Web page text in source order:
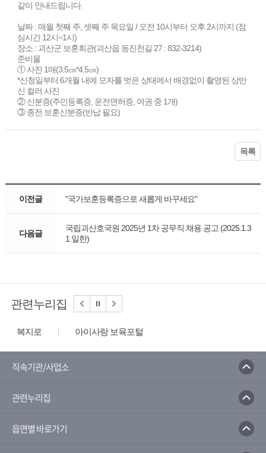
같이 안내드립니다.
날짜 : 매월 첫째 주, 셋째 주 목요일 / 오전 10시부터 오후 2시까지 (점
심시간 12시~1시)
장소 : 괴산군 보훈회관(괴산읍 동진천길 27 : 832-3214)
준비물
① 사진 1매(3.5㎝*4.5㎝)
*신청일부터 6개월 내에 모자를 벗은 상태에서 배경없이 촬영된 상반
신 컬러 사진
② 신분증(주민등록증, 운전면허증, 여권 중 1개)
③ 종전 보훈신분증(반납 필요)
목록
이전글 "국가보훈등록증으로 새롭게 바꾸세요"
다음글
국립괴산호국원 2025년 1차 공무직 채용 공고 (2025.1.3
1.일한)
관련누리집
복지로
아이사랑 보육포털
드림스타트
한국장애인재활협회
국립특수원
직속기관/사업소
관련누리집
읍면별 바로가기